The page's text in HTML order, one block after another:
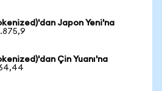
Japon Yeni'na
Çin Yuanı'na